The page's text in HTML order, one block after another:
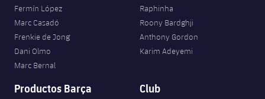
Fermín López
Marc Casadó
Frenkie de Jong
Dani Olmo
Marc Bernal
Raphinha
Roony Bardghji
Anthony Gordon
Karim Adeyemi
Productos Barça Club